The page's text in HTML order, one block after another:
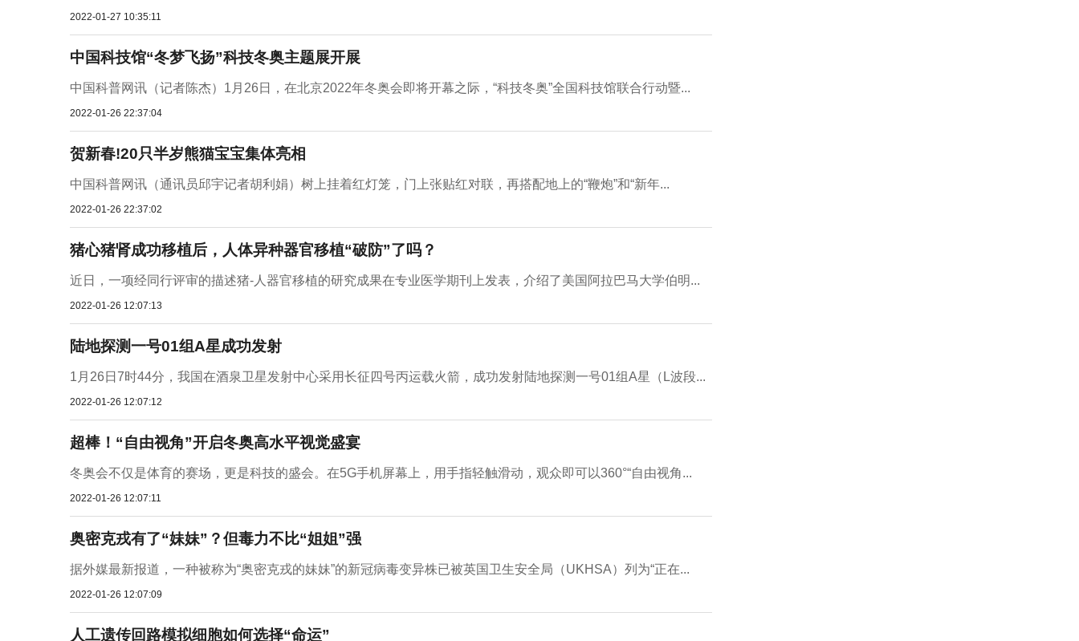
2022-01-27 10:35:11
中国科技馆“冬梦飞扬”科技冬奥主题展开展
中国科普网讯（记者陈杰）1月26日，在北京2022年冬奥会即将开幕之际，“科技冬奥”全国科技馆联合行动暨...
2022-01-26 22:37:04
贺新春!20只半岁熊猫宝宝集体亮相
中国科普网讯（通讯员邱宇记者胡利娟）树上挂着红灯笼，门上张贴红对联，再搭配地上的“鞭炮”和“新年...
2022-01-26 22:37:02
猪心猪肾成功移植后，人体异种器官移植“破防”了吗？
近日，一项经同行评审的描述猪-人器官移植的研究成果在专业医学期刊上发表，介绍了美国阿拉巴马大学伯明...
2022-01-26 12:07:13
陆地探测一号01组A星成功发射
1月26日7时44分，我国在酒泉卫星发射中心采用长征四号丙运载火箭，成功发射陆地探测一号01组A星（L波段...
2022-01-26 12:07:12
超棒！“自由视角”开启冬奥高水平视觉盛宴
冬奥会不仅是体育的赛场，更是科技的盛会。在5G手机屏幕上，用手指轻触滑动，观众即可以360°“自由视角...
2022-01-26 12:07:11
奥密克戎有了“妹妹”？但毒力不比“姐姐”强
据外媒最新报道，一种被称为“奥密克戎的妹妹”的新冠病毒变异株已被英国卫生安全局（UKHSA）列为“正在...
2022-01-26 12:07:09
人工遗传回路模拟细胞如何选择“命运”